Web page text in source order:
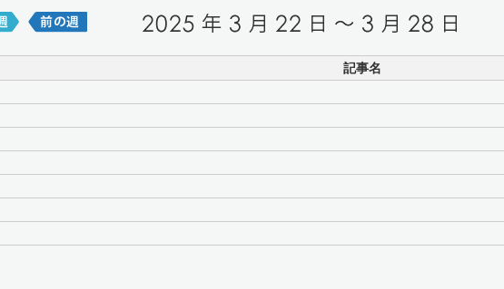
記事名